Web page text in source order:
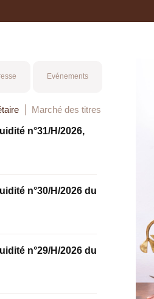
Evénements
Marché des titres
n°31/H/2026,
n°30/H/2026 du
n°29/H/2026 du